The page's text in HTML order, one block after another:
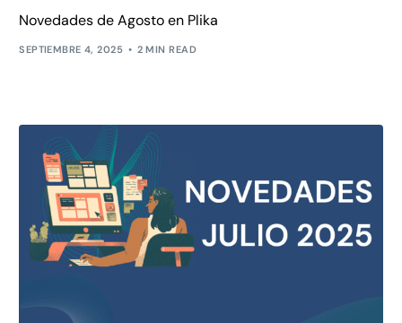
Novedades de Agosto en Plika
SEPTIEMBRE 4, 2025 2 MIN READ